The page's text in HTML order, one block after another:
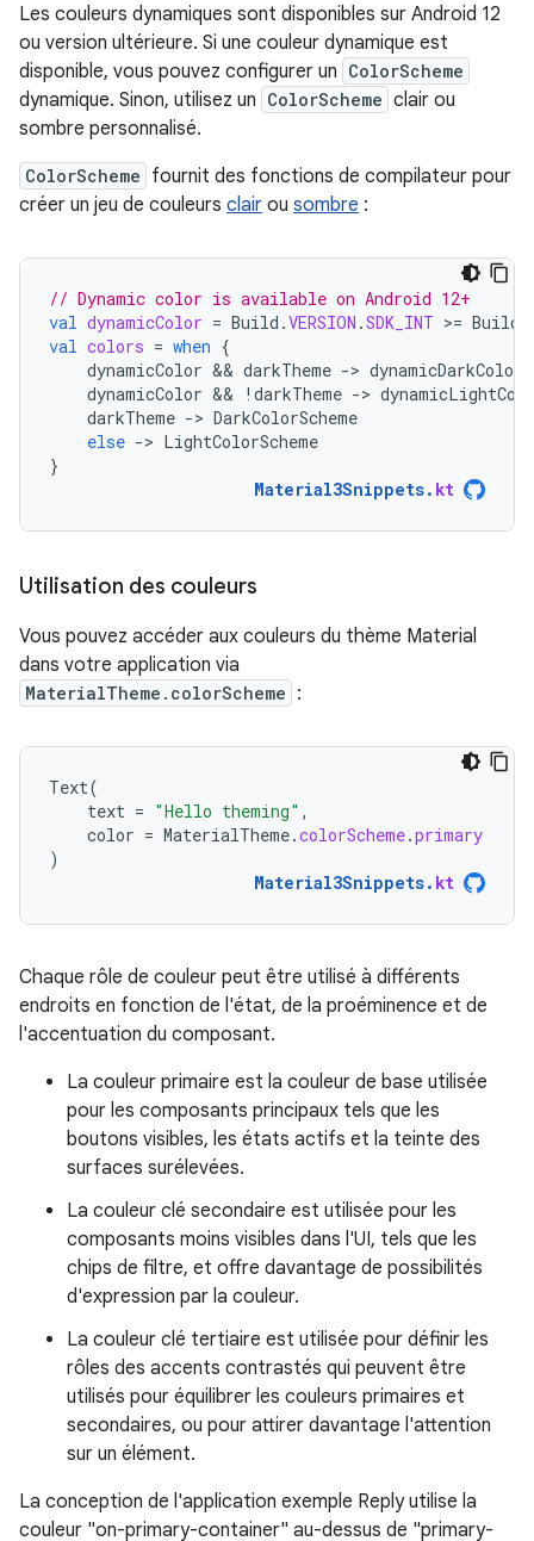
Les couleurs dynamiques sont disponibles sur Android 12
ou version ultérieure. Si une couleur dynamique est
disponible, vous pouvez configurer un ColorScheme
dynamique. Sinon, utilisez un ColorScheme clair ou
sombre personnalisé.
ColorScheme fournit des fonctions de compilateur pour
créer un jeu de couleurs clair ou sombre :
// Dynamic color is available on Android 12+
val dynamicColor = Build .VERSION .SDK_INT >= Build
val colors = when {
dynamicColor && darkTheme ->
dynamicColor && ! darkTheme ->
darkTheme -> DarkColorScheme
else -> LightColorScheme
}
Material3Snippets. kt
Utilisation des couleurs
Vous pouvez accéder aux couleurs du thème Material
dans votre application via
MaterialTheme.colorScheme :
Text(
text = "Hello theming" ,
color = MaterialTheme.colorScheme.primary
)
Material3Snippets. kt
Chaque rôle de couleur peut être utilisé à différents
endroits en fonction de l'état, de la proéminence et de
l'accentuation du composant.
La couleur primaire est la couleur de base utilisée
pour les composants principaux tels que les
boutons visibles, les états actifs et la teinte des
surfaces surélevées.
La couleur clé secondaire est utilisée pour les
composants moins visibles dans l'UI, tels que les
chips de filtre, et offre davantage de possibilités
d'expression par la couleur.
La couleur clé tertiaire est utilisée pour définir les
rôles des accents contrastés qui peuvent être
utilisés pour équilibrer les couleurs primaires et
secondaires, ou pour attirer davantage l'attention
sur un élément.
La conception de l'application exemple Reply utilise la
couleur "on-primary-container" au-dessus de "primary-